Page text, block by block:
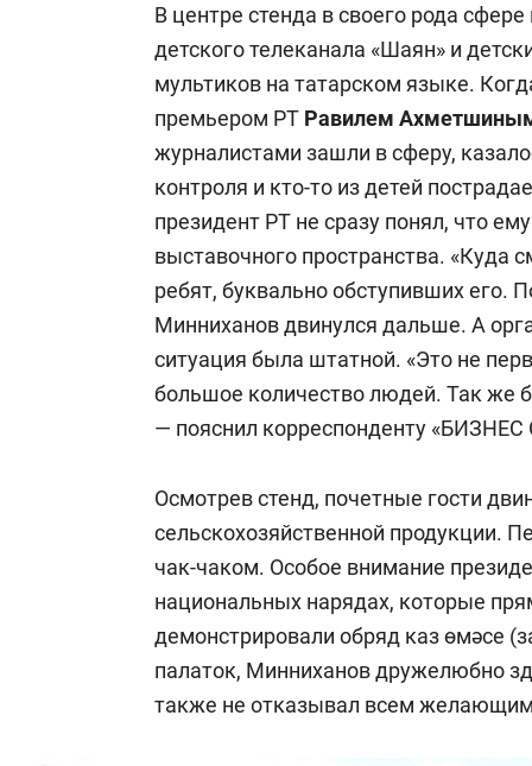
В центре стенда в своего рода
детского телеканала «Шаян» и
мультиков на татарском языке.
премьером РТ Равилем
журналистами зашли в сферу,
контроля и кто-то из детей
президент РТ не сразу понял, что
выставочного пространства. «Куда
ребят, буквально обступивших его.
Минниханов двинулся дальше. А
ситуация была штатной. «Это не
большое количество людей. Так же
— пояснил корреспонденту «БИЗНЕС
Осмотрев стенд, почетные гости
сельскохозяйственной продукции.
чак-чаком. Особое внимание
национальных нарядах, которые
демонстрировали обряд каз өмәсе
палаток, Минниханов дружелюбно
также не отказывал всем